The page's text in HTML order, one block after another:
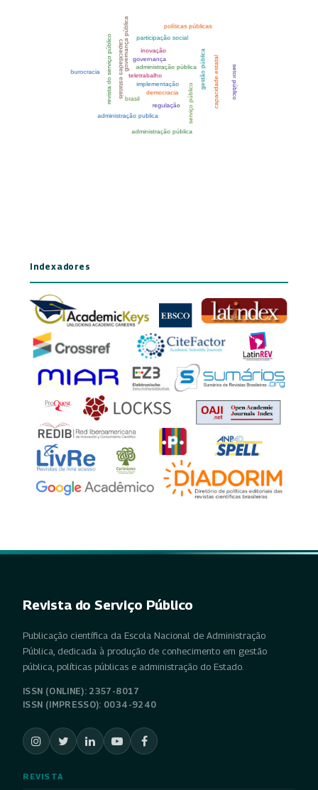
Indexadores
Revista do Serviço Público
Publicação científica da Escola Nacional de Administração
Pública, dedicada à produção de conhecimento em gestão
pública, políticas públicas e administração do Estado.
ISSN (ONLINE): 2357-8017
ISSN (IMPRESSO): 0034-9240
REVISTA